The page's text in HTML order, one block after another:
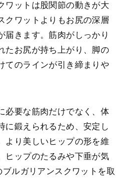
ワットは股関節の動きが大
クワットよりもお尻の深層
届きます。筋肉がしっかり
たお尻が持ち上がり、脚の
てのラインが引き締まりや
必要な筋肉だけでなく、体
に鍛えられるため、安定し
より美しいヒップの形を維
ヒップのたるみや下垂が気
ルガリアンスクワットを取